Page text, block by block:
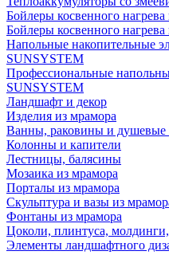
Бойлеры косвенного
Бойлеры косвенного
Напольные накопительные
SUNSYSTEM
Профессиональные
SUNSYSTEM
Ландшафт и декор
Изделия из мрамора
Ванны, раковины и душевые
Колонны и капители
Лестницы, балясины
Мозаика из мрамора
Порталы из мрамора
Скульптура и вазы из
Фонтаны из мрамора
Цоколи, плинтуса,
Элементы ландшафтного